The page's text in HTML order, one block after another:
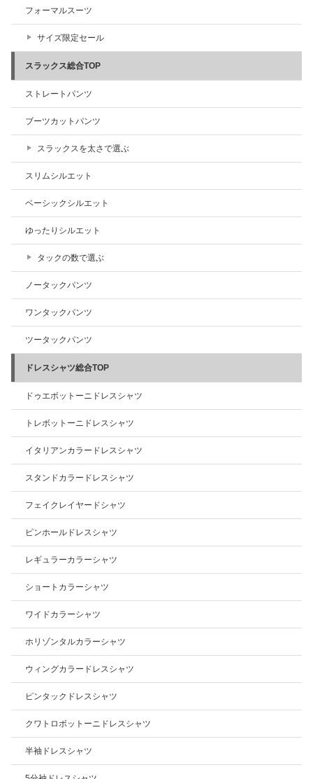
フォーマルスーツ
サイズ限定セール
スラックス総合TOP
ストレートパンツ
ブーツカットパンツ
スラックスを太さで選ぶ
スリムシルエット
ベーシックシルエット
ゆったりシルエット
タックの数で選ぶ
ノータックパンツ
ワンタックパンツ
ツータックパンツ
ドレスシャツ総合TOP
ドゥエボットーニドレスシャツ
トレボットーニドレスシャツ
イタリアンカラードレスシャツ
スタンドカラードレスシャツ
フェイクレイヤードシャツ
ピンホールドレスシャツ
レギュラーカラーシャツ
ショートカラーシャツ
ワイドカラーシャツ
ホリゾンタルカラーシャツ
ウィングカラードレスシャツ
ピンタックドレスシャツ
クワトロボットーニドレスシャツ
半袖ドレスシャツ